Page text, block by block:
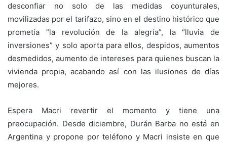
desconfiar no solo de las medidas coyunturales,
movilizadas por el tarifazo, sino en el destino histórico que
prometía “la revolución de la alegría”, la “lluvia de
inversiones” y solo aporta para ellos, despidos, aumentos
desmedidos, aumento de intereses para quienes buscan la
vivienda propia, acabando así con las ilusiones de días
mejores.
Espera Macri revertir el momento y tiene una
preocupación. Desde diciembre, Durán Barba no está en
Argentina y propone por teléfono y Macri insiste en que